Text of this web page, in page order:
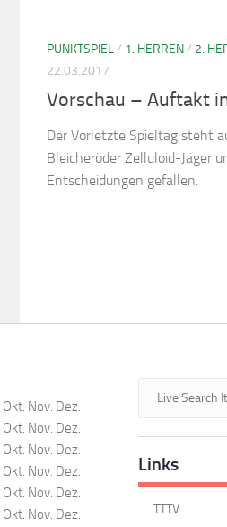
PUNKTSPIEL/ 1. HERREN/ 2.
22.03.2017
Vorschau – Auftakt
Der Vorletzte Spieltag steht
Bleicheröder Zelluloid-Jäger
Entscheidungen gefallen.
Okt. Nov. Dez.
Okt. Nov. Dez.
Okt. Nov. Dez.
Okt. Nov. Dez.
Okt. Nov. Dez.
Okt. Nov. Dez.
Links
TTTV